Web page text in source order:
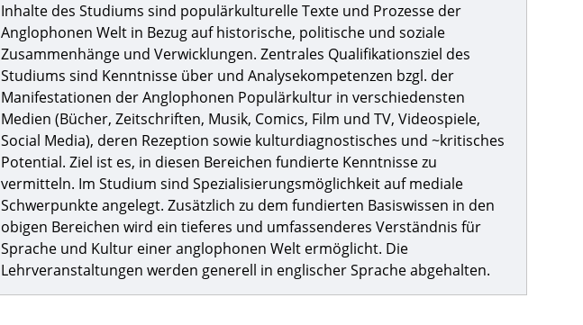
Inhalte des Studiums sind populärkulturelle Texte und Prozesse der
Anglophonen Welt in Bezug auf historische, politische und soziale
Zusammenhänge und Verwicklungen. Zentrales Qualifikationsziel des
Studiums sind Kenntnisse über und Analysekompetenzen bzgl. der
Manifestationen der Anglophonen Populärkultur in verschiedensten
Medien (Bücher, Zeitschriften, Musik, Comics, Film und TV, Videospiele,
Social Media), deren Rezeption sowie kulturdiagnostisches und ~kritisches
Potential. Ziel ist es, in diesen Bereichen fundierte Kenntnisse zu
vermitteln. Im Studium sind Spezialisierungsmöglichkeit auf mediale
Schwerpunkte angelegt. Zusätzlich zu dem fundierten Basiswissen in den
obigen Bereichen wird ein tieferes und umfassenderes Verständnis für
Sprache und Kultur einer anglophonen Welt ermöglicht. Die
Lehrveranstaltungen werden generell in englischer Sprache abgehalten.